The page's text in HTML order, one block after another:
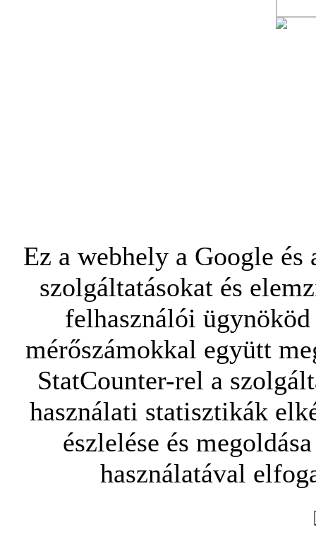
Ez a webhely a Google
szolgáltatásokat és
felhasználói
mérőszámokkal együtt
StatCounter-rel a
használati statisztikák
észlelése és
használatával